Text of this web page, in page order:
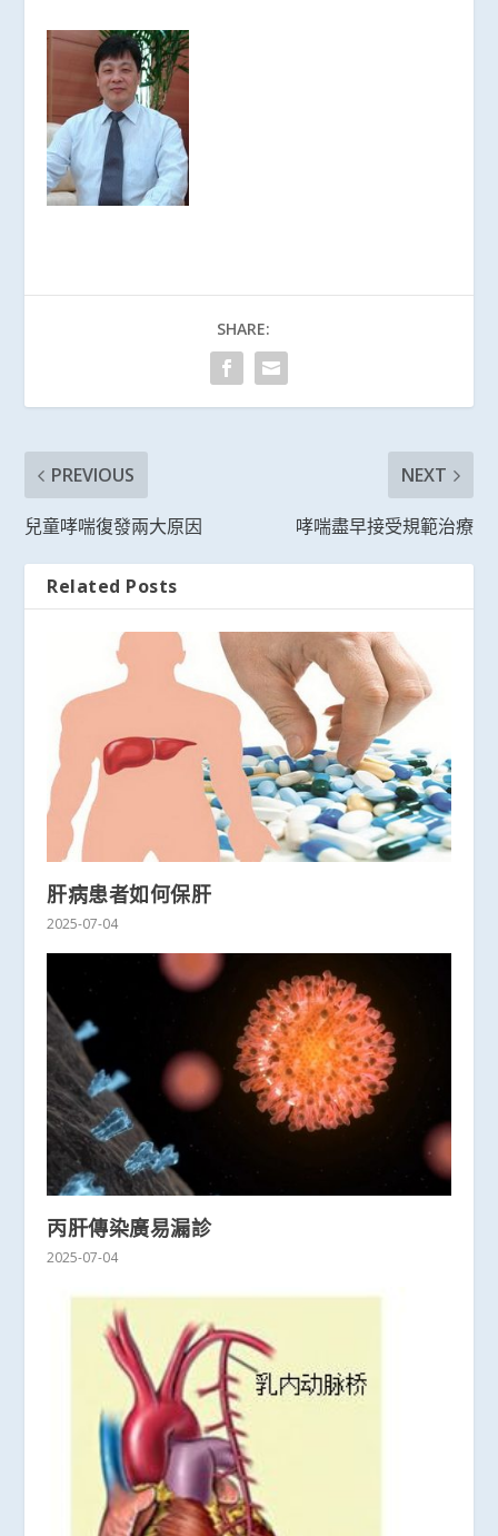
SHARE:
PREVIOUS
兒童哮喘復發兩大原因
NEXT
哮喘盡早接受規範治療
Related Posts
肝病患者如何保肝
2025-07-04
丙肝傳染廣易漏診
2025-07-04